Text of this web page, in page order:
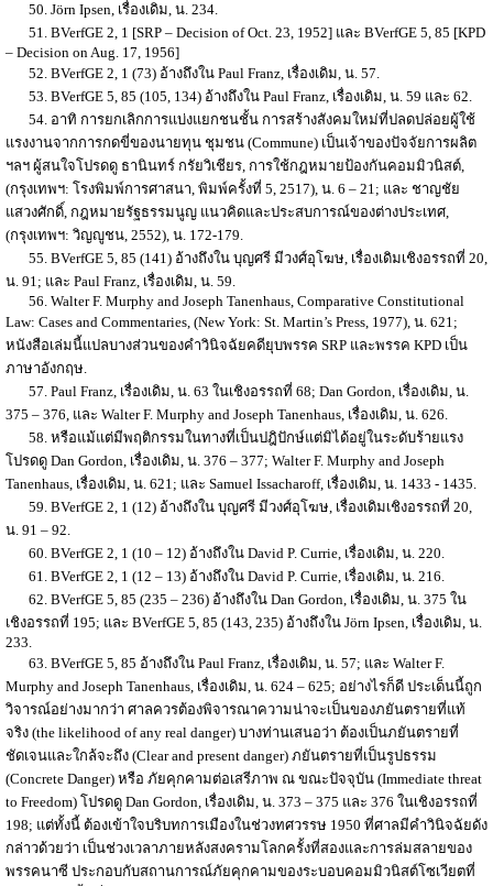
50. Jörn Ipsen, เรื่องเดิม, น. 234.
51. BVerfGE 2, 1 [SRP – Decision of Oct. 23, 1952] และ BVerfGE 5, 85 [KPD
– Decision on Aug. 17, 1956]
52. BVerfGE 2, 1 (73) อ้างถึงใน Paul Franz, เรื่องเดิม, น. 57.
53. BVerfGE 5, 85 (105, 134) อ้างถึงใน Paul Franz, เรื่องเดิม, น. 59 และ 62.
54. อาทิ การยกเลิกการแบ่งแยกชนชั้น การสร้างสังคมใหม่ที่ปลดปล่อยผู้ใช้
แรงงานจากการกดขี่ของนายทุน ชุมชน (Commune) เป็นเจ้าของปัจจัยการผลิต
ฯลฯ ผู้สนใจโปรดดู ธานินทร์ กรัยวิเชียร, การใช้กฎหมายป้องกันคอมมิวนิสต์,
(กรุงเทพฯ: โรงพิมพ์การศาสนา, พิมพ์ครั้งที่ 5, 2517), น. 6 – 21; และ ชาญชัย
แสวงศักดิ์, กฎหมายรัฐธรรมนูญ แนวคิดและประสบการณ์ของต่างประเทศ,
(กรุงเทพฯ: วิญญูชน, 2552), น. 172-179.
55. BVerfGE 5, 85 (141) อ้างถึงใน บุญศรี มีวงศ์อุโฆษ, เรื่องเดิมเชิงอรรถที่ 20,
น. 91; และ Paul Franz, เรื่องเดิม, น. 59.
56. Walter F. Murphy and Joseph Tanenhaus, Comparative Constitutional
Law: Cases and Commentaries, (New York: St. Martin’s Press, 1977), น. 621;
หนังสือเล่มนี้แปลบางส่วนของคำวินิจฉัยคดียุบพรรค SRP และพรรค KPD เป็น
ภาษาอังกฤษ.
57. Paul Franz, เรื่องเดิม, น. 63 ในเชิงอรรถที่ 68; Dan Gordon, เรื่องเดิม, น.
375 – 376, และ Walter F. Murphy and Joseph Tanenhaus, เรื่องเดิม, น. 626.
58. หรือแม้แต่มีพฤติกรรมในทางที่เป็นปฎิปักษ์แต่มิได้อยู่ในระดับร้ายแรง
โปรดดู Dan Gordon, เรื่องเดิม, น. 376 – 377; Walter F. Murphy and Joseph
Tanenhaus, เรื่องเดิม, น. 621; และ Samuel Issacharoff, เรื่องเดิม, น. 1433 - 1435.
59. BVerfGE 2, 1 (12) อ้างถึงใน บุญศรี มีวงศ์อุโฆษ, เรื่องเดิมเชิงอรรถที่ 20,
น. 91 – 92.
60. BVerfGE 2, 1 (10 – 12) อ้างถึงใน David P. Currie, เรื่องเดิม, น. 220.
61. BVerfGE 2, 1 (12 – 13) อ้างถึงใน David P. Currie, เรื่องเดิม, น. 216.
62. BVerfGE 5, 85 (235 – 236) อ้างถึงใน Dan Gordon, เรื่องเดิม, น. 375 ใน
เชิงอรรถที่ 195; และ BVerfGE 5, 85 (143, 235) อ้างถึงใน Jörn Ipsen, เรื่องเดิม, น.
233.
63. BVerfGE 5, 85 อ้างถึงใน Paul Franz, เรื่องเดิม, น. 57; และ Walter F.
Murphy and Joseph Tanenhaus, เรื่องเดิม, น. 624 – 625; อย่างไรก็ดี ประเด็นนี้ถูก
วิจารณ์อย่างมากว่า ศาลควรต้องพิจารณาความน่าจะเป็นของภยันตรายที่แท้
จริง (the likelihood of any real danger) บางท่านเสนอว่า ต้องเป็นภยันตรายที่
ชัดเจนและใกล้จะถึง (Clear and present danger) ภยันตรายที่เป็นรูปธรรม
(Concrete Danger) หรือ ภัยคุกคามต่อเสรีภาพ ณ ขณะปัจจุบัน (Immediate threat
to Freedom) โปรดดู Dan Gordon, เรื่องเดิม, น. 373 – 375 และ 376 ในเชิงอรรถที่
198; แต่ทั้งนี้ ต้องเข้าใจบริบทการเมืองในช่วงทศวรรษ 1950 ที่ศาลมีคำวินิจฉัยดัง
กล่าวด้วยว่า เป็นช่วงเวลาภายหลังสงครามโลกครั้งที่สองและการล่มสลายของ
พรรคนาซี ประกอบกับสถานการณ์ภัยคุกคามของระบอบคอมมิวนิสต์โซเวียตที่